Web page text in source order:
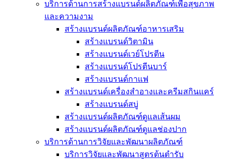
บริการด้านการสร้างแบรนด์ผลิตภัณฑ์เพื่อสุขภาพ
และความงาม
สร้างแบรนด์ผลิตภัณฑ์อาหารเสริม
สร้างแบรนด์วิตามิน
สร้างแบรนด์เวย์โปรตีน
สร้างแบรนด์โปรตีนบาร์
สร้างแบรนด์กาแฟ
สร้างแบรนด์เครื่องสำอางและครีมสกินแคร์
สร้างแบรนด์สบู่
สร้างแบรนด์ผลิตภัณฑ์ดูแลเส้นผม
สร้างแบรนด์ผลิตภัณฑ์ดูแลช่องปาก
บริการด้านการวิจัยและพัฒนาผลิตภัณฑ์
บริการวิจัยและพัฒนาสูตรต้นตำรับ